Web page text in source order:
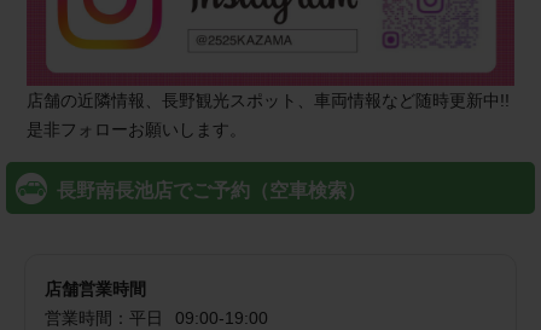
店舗の近隣情報、長野観光スポット、車両情報など随時更新中!!
是非フォローお願いします。
長野南長池店でご予約（空車検索）
店舗営業時間
営業時間： 平日 09:00-19:00